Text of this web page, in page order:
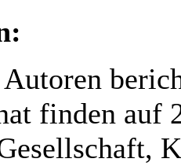
finden auf